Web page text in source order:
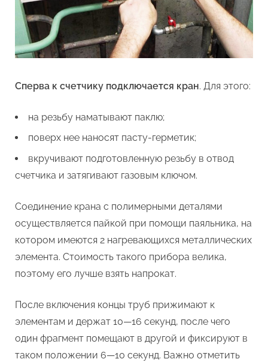
Сперва к счетчику подключается кран. Для этого:
на резьбу наматывают паклю;
поверх нее наносят пасту-герметик;
вкручивают подготовленную резьбу в отвод
счетчика и затягивают газовым ключом.
Соединение крана с полимерными деталями
осуществляется пайкой при помощи паяльника, на
котором имеются 2 нагревающихся металлических
элемента. Стоимость такого прибора велика,
поэтому его лучше взять напрокат.
После включения концы труб прижимают к
элементам и держат 10—16 секунд, после чего
один фрагмент помещают в другой и фиксируют в
таком положении 6—10 секунд. Важно отметить